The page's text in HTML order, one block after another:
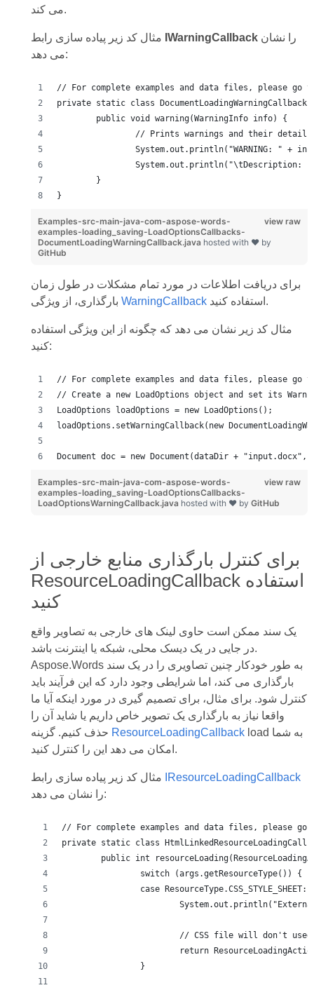
می کند.
IWarningCallbackرا نشان
می دهد:
// For complete examples and data files, please go
private static class DocumentLoadingWarningCallback
	public void warning(WarningInfo info) {
// Prints warnings and their
System.out.println("WARNING: " +
System.out.println("\tDescription:
	}
}
view raw
Examples-src-main-java-com-aspose-words-
examples-loading_saving-LoadOptionsCallbacks-
DocumentLoadingWarningCallback.java hosted with ❤ by
GitHub
برای دریافت اطلاعات در مورد تمام مشکلات در طول زمان
WarningCallback استفاده کنید.
مثال کد زیر نشان می دهد که چگونه از این ویژگی استفاده
کنید:
// For complete examples and data files, please go
// Create a new LoadOptions object and set its
LoadOptions loadOptions = new LoadOptions();
loadOptions.setWarningCallback(new
Document doc = new Document(dataDir +
view raw
Examples-src-main-java-com-aspose-words-
examples-loading_saving-LoadOptionsCallbacks-
LoadOptionsWarningCallback.java hosted with ❤ by GitHub
برای کنترل بارگذاری منابع خارجی از
ResourceLoadingCallback استفاده
کنید
یک سند ممکن است حاوی لینک های خارجی به تصاویر واقع
در جایی در یک دیسک محلی، شبکه یا اینترنت باشد.
Aspose.Words به طور خودکار چنین تصاویری را در یک سند
بارگذاری می کند، اما شرایطی وجود دارد که این فرآیند باید
کنترل شود. برای مثال، برای تصمیم گیری در مورد اینکه آیا ما
واقعا نیاز به بارگذاری یک تصویر خاص داریم یا شاید آن را
ResourceLoadingCallbackload به شما
امکان می دهد این را کنترل کنید.
IResourceLoadingCallback
را نشان می دهد:
// For complete examples and data files, please go
private static class
public int
		switch (args.getResourceType()) {
case ResourceType.CSS_STYLE_SHEET:
// CSS file will don't
return
		}